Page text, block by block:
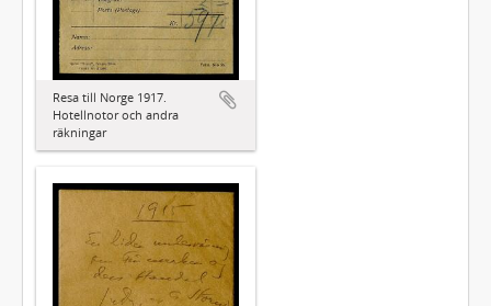
Resa till Norge 1917.
Hotellnotor och andra
räkningar